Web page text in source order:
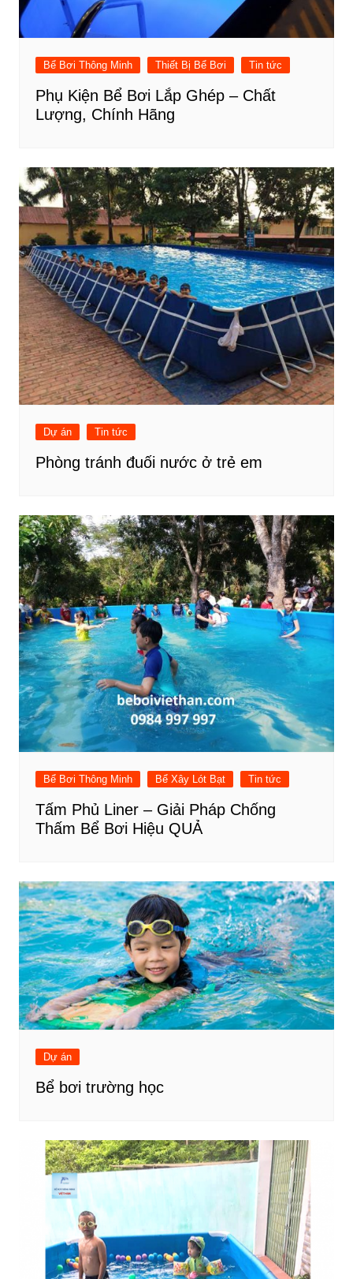
Bể Bơi Thông Minh Thiết Bị Bể Bơi Tin tức
Phụ Kiện Bể Bơi Lắp Ghép – Chất
Lượng, Chính Hãng
Dự án Tin tức
Phòng tránh đuối nước ở trẻ em
Bể Bơi Thông Minh Bể Xây Lót Bạt Tin tức
Tấm Phủ Liner – Giải Pháp Chống
Thấm Bể Bơi Hiệu QUẢ
Dự án
Bể bơi trường học